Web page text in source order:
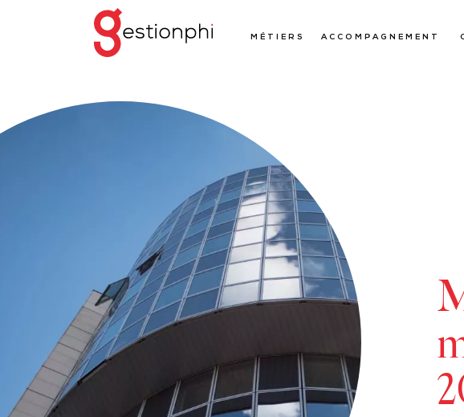
MÉTIERS ACCOMPAGNEMENT